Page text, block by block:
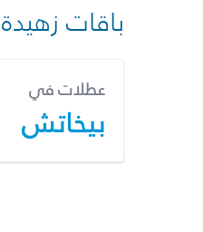
باقات
عطلات في
بيخاتش